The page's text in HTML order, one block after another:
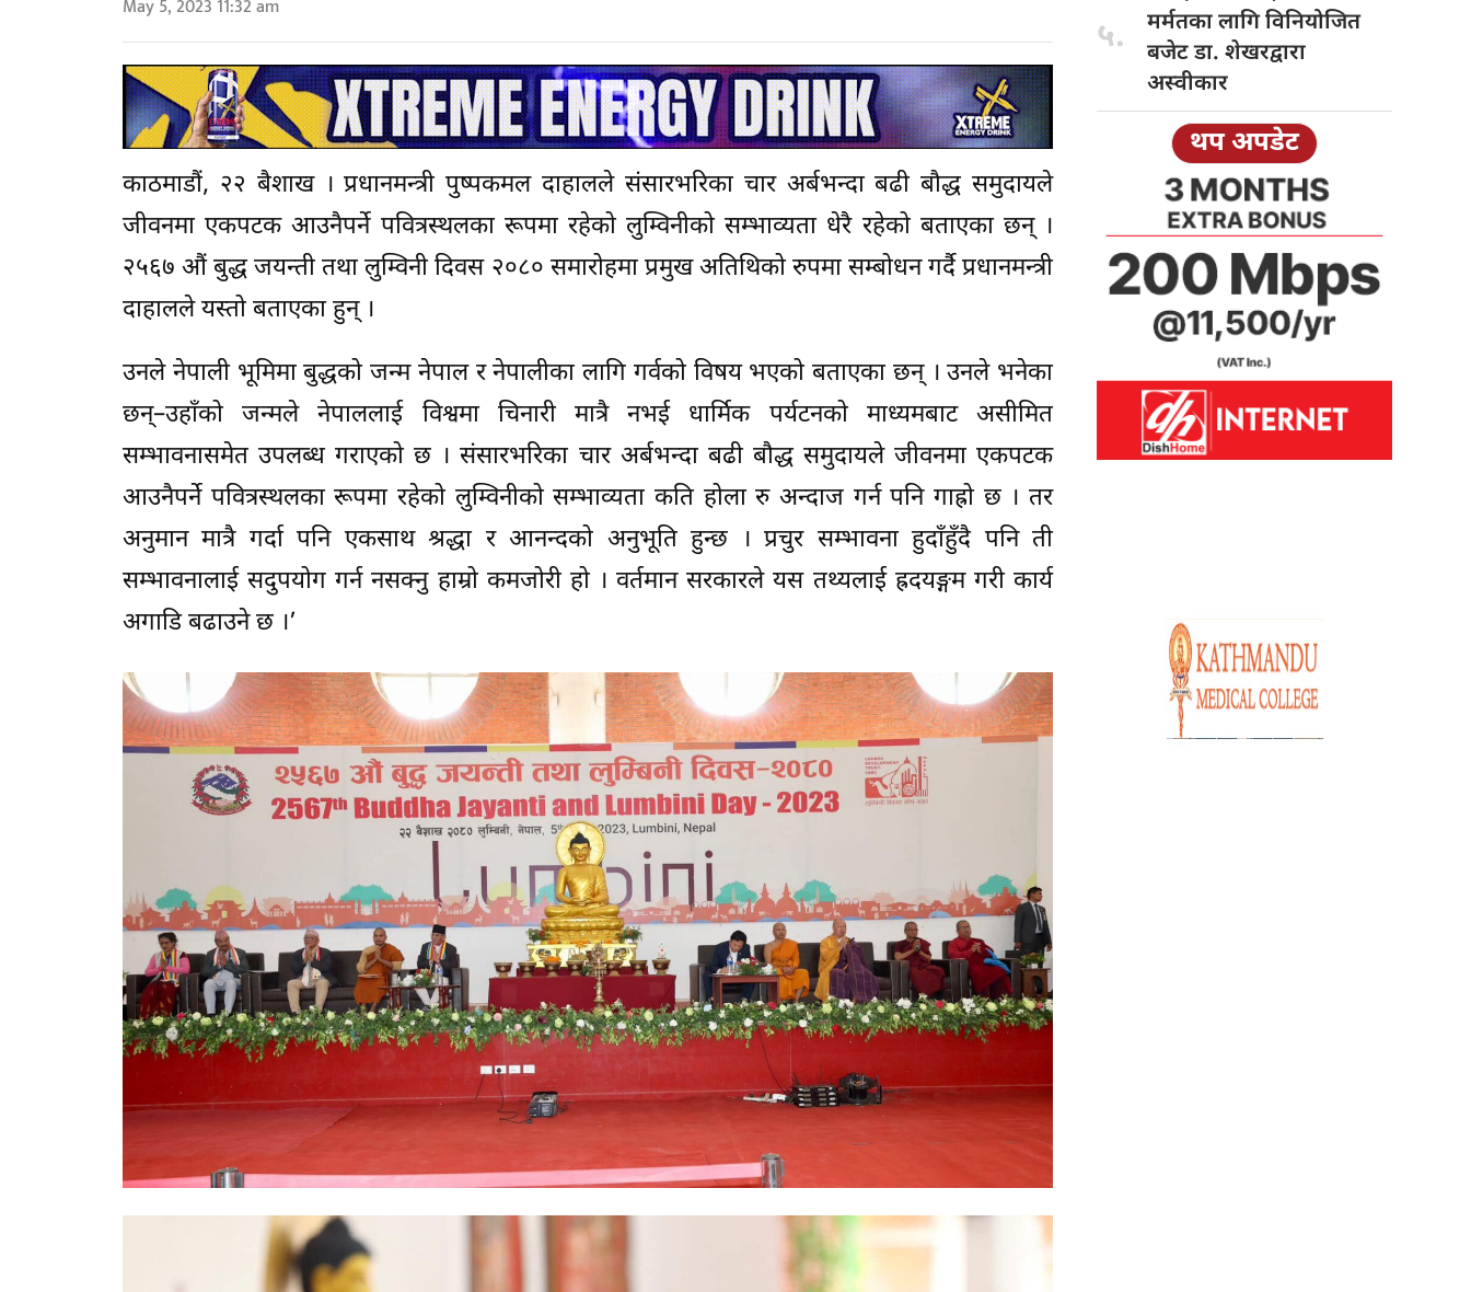
May 5, 2023 11:32 am
काठमाडौं, २२ बैशाख । प्रधानमन्त्री पुष्पकमल दाहालले संसारभरिका चार अर्बभन्दा बढी बौद्ध समुदायले
जीवनमा एकपटक आउनैपर्ने पवित्रस्थलका रूपमा रहेको लुम्विनीको सम्भाव्यता धेरै रहेको बताएका छन् ।
२५६७ औं बुद्ध जयन्ती तथा लुम्विनी दिवस २०८० समारोहमा प्रमुख अतिथिको रुपमा सम्बोधन गर्दै प्रधानमन्त्री
दाहालले यस्तो बताएका हुन् ।
उनले नेपाली भूमिमा बुद्धको जन्म नेपाल र नेपालीका लागि गर्वको विषय भएको बताएका छन् । उनले भनेका
छन्–उहाँको जन्मले नेपाललाई विश्वमा चिनारी मात्रै नभई धार्मिक पर्यटनको माध्यमबाट असीमित
सम्भावनासमेत उपलब्ध गराएको छ । संसारभरिका चार अर्बभन्दा बढी बौद्ध समुदायले जीवनमा एकपटक
आउनैपर्ने पवित्रस्थलका रूपमा रहेको लुम्विनीको सम्भाव्यता कति होला रु अन्दाज गर्न पनि गाह्रो छ । तर
अनुमान मात्रै गर्दा पनि एकसाथ श्रद्धा र आनन्दको अनुभूति हुन्छ । प्रचुर सम्भावना हुदाँहुँदै पनि ती
सम्भावनालाई सदुपयोग गर्न नसक्नु हाम्रो कमजोरी हो । वर्तमान सरकारले यस तथ्यलाई ह्रदयङ्गम गरी कार्य
अगाडि बढाउने छ ।’
५.
मर्मतका लागि विनियोजित
बजेट डा. शेखरद्वारा
अस्वीकार
थप अपडेट